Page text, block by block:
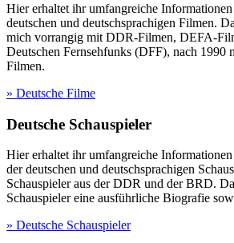
Hier erhaltet ihr umfangreiche
deutschen und deutschsprachigen Filmen.
mich vorrangig mit DDR-Filmen, DEFA-
Deutschen Fernsehfunks (DFF), nach 1990
Filmen.
» Deutsche Filme
Deutsche Schauspieler
Hier erhaltet ihr umfangreiche
der deutschen und deutschsprachigen
Schauspieler aus der DDR und der BRD.
Schauspieler eine ausführliche Biografie
» Deutsche Schauspieler